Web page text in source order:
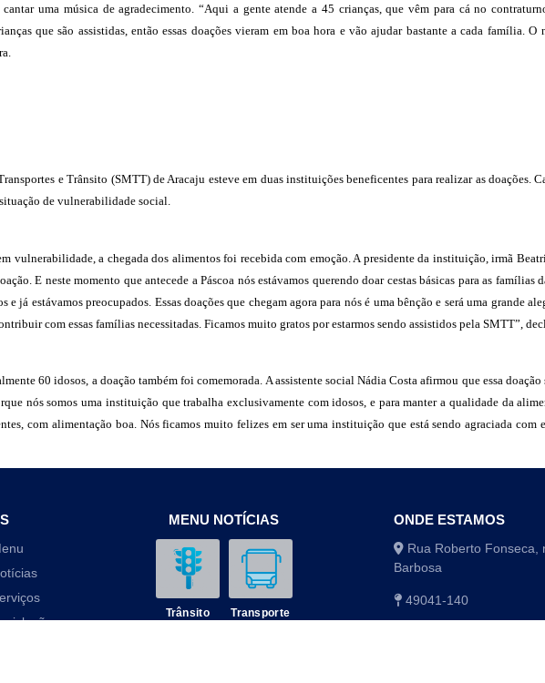
uma música de agradecimento. “Aqui a gente atende a 45 crianças, que vêm para cá no
que são assistidas, então essas doações vieram em boa hora e vão ajudar bastante a cada família. O
e Trânsito (SMTT) de Aracaju esteve em duas instituições beneficentes para realizar as doações.
de vulnerabilidade social.
vulnerabilidade, a chegada dos alimentos foi recebida com emoção. A presidente da instituição, irmã
E neste momento que antecede a Páscoa nós estávamos querendo doar cestas básicas para as famílias
estávamos preocupados. Essas doações que chegam agora para nós é uma bênção e será uma grande
com essas famílias necessitadas. Ficamos muito gratos por estarmos sendo assistidos pela SMTT”,
60 idosos, a doação também foi comemorada. A assistente social Nádia Costa afirmou que essa doação
nós somos uma instituição que trabalha exclusivamente com idosos, e para manter a qualidade da
com alimentação boa. Nós ficamos muito felizes em ser uma instituição que está sendo agraciada com
MENU NOTÍCIAS
Trânsito Transporte
ONDE ESTAMOS
Rua Roberto Fonseca,
Barbosa
49041-140